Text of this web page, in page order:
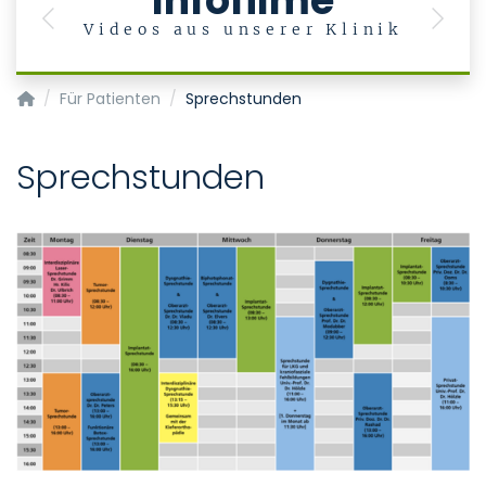
Videos aus unserer Klinik
Previous Next
Klinik und Poliklinik für Mund-, Kiefer- und Gesichtschirurgie
Für Patienten Sprechstunden
Sprechstunden